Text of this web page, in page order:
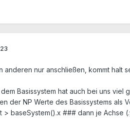
anderen nur anschließen, kommt halt
Basissystem hat auch bei uns viel
der NP Werte des Basissystems
> baseSystem().x ### dann je Achse